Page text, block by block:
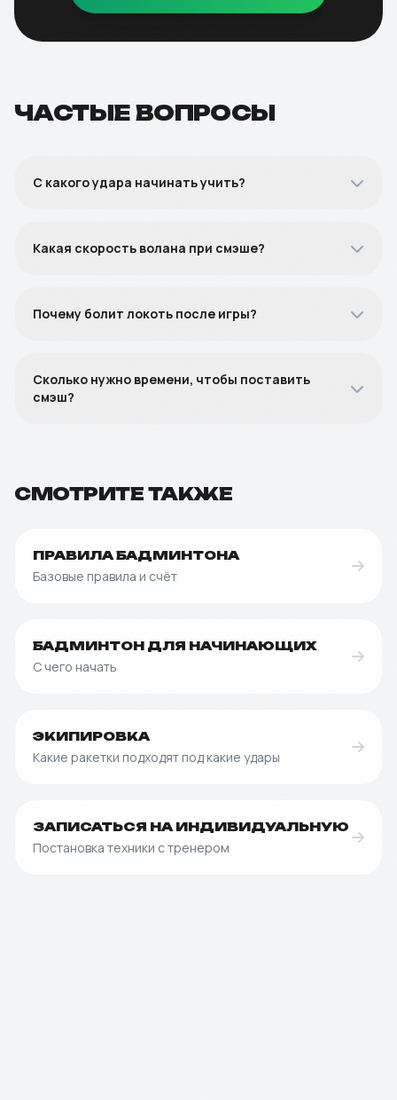
ЧАСТЫЕ ВОПРОСЫ
С какого удара начинать учить?
Какая скорость волана при смэше?
Почему болит локоть после игры?
Сколько нужно времени, чтобы поставить
смэш?
СМОТРИТЕ ТАКЖЕ
ПРАВИЛА БАДМИНТОНА
Базовые правила и счёт
БАДМИНТОН ДЛЯ НАЧИНАЮЩИХ
С чего начать
ЭКИПИРОВКА
Какие ракетки подходят под какие удары
ЗАПИСАТЬСЯ НА ИНДИВИДУАЛЬНУЮ
Постановка техники с тренером